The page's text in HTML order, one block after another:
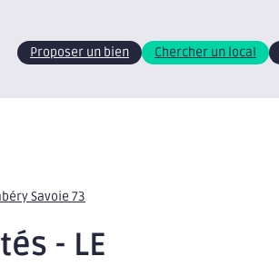
Proposer un bien Chercher un local
Savoie 73
- LE